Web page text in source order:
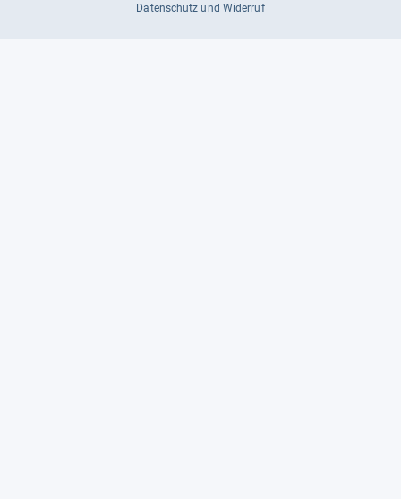
Datenschutz und Widerruf